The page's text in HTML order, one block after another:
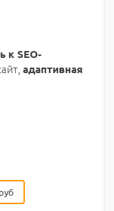
к SEO-
адаптивная
руб